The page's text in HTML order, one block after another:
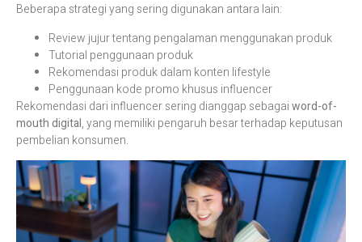
Beberapa strategi yang sering digunakan antara lain:
Review jujur tentang pengalaman menggunakan produk
Tutorial penggunaan produk
Rekomendasi produk dalam konten lifestyle
Penggunaan kode promo khusus influencer
Rekomendasi dari influencer sering dianggap sebagaiword-of-
mouth digital, yang memiliki pengaruh besar terhadap keputusan
pembelian konsumen.